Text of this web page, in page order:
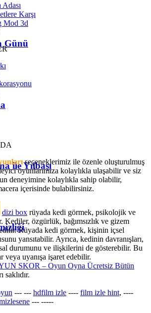
Günü
ile Yılbaşı
Karşı
Mod 3d
seçeneklerimiz ile özenle oluşturulmuş
oyunlarımıza kolaylıkla ulaşabilir ve siz
deneyimine kolaylıkla sahip olabilir,
içerisinde bulabilirsiniz.
dizi box rüyada kedi görmek​, psikolojik ve
Kediler, özgürlük, bağımsızlık ve gizem
Rüyada kedi görmek, kişinin içsel
yansıtabilir. Ayrıca, kedinin davranışları,
durumunu ve ilişkilerini de gösterebilir. Bu
veya uyanışa işaret edebilir.
SKOR – Oyun Oyna Ücretsiz Bütün
saklıdır.
--- --- hdfilm izle ---- film izle hint, ----
--- -----